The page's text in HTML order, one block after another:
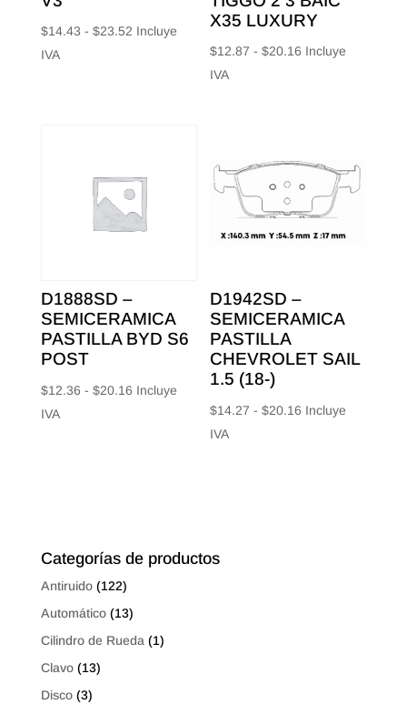
$14.43 - $23.52Rango
Incluye
IVA
X35 LUXURY
$12.87 - $20.16 Rango
hasta
$20.16
Incluye
IVA
D1888SD –
SEMICERAMICA
PASTILLA BYD S6
POST
$12.36 - $20.16Rango
Incluye
IVA
D1942SD –
SEMICERAMICA
PASTILLA
CHEVROLET SAIL
1.5 (18-)
$14.27 - $20.16 Rango
Incluye
IVA
Categorías de productos
Antiruido (122)
Automático (13)
Cilindro de Rueda (1)
Clavo (13)
Disco (3)